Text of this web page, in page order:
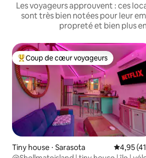
Les voyageurs approuvent : ces
sont très bien notées pour leur
propreté et bien plus
Coups de cœur voyageurs les plus
Coup de cœur voyageurs
Tiny house ⋅ Sarasota
4,95